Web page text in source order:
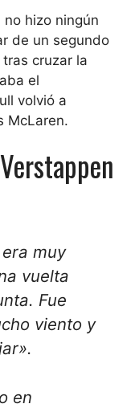
hizo ningún
de un segundo
cruzar la
el
volvió a
McLaren.
muy
vuelta
Fue
viento y
en